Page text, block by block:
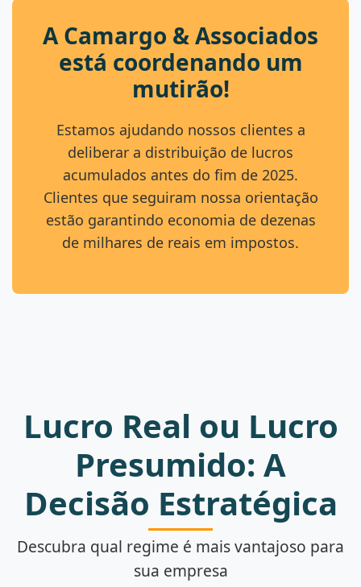
A Camargo & Associados
está coordenando um
mutirão!
Estamos ajudando nossos clientes a
deliberar a distribuição de lucros
acumulados antes do fim de 2025.
Clientes que seguiram nossa orientação
estão garantindo economia de dezenas
de milhares de reais em impostos.
Lucro Real ou Lucro
Presumido: A
Decisão Estratégica
Descubra qual regime é mais vantajoso para
sua empresa